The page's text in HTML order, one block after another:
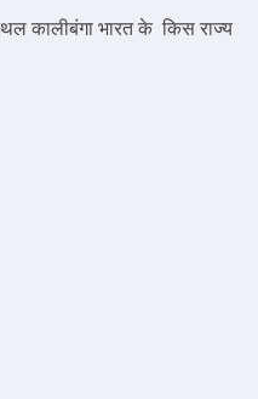
कालीबंगा भारत के किस राज्य